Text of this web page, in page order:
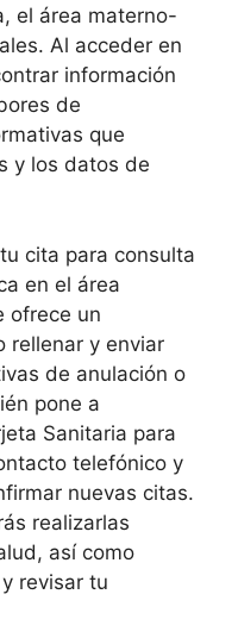
el área materno-
Al acceder en
información
de
que
y los datos de
cita para consulta
en el área
ofrece un
rellenar y enviar
de anulación o
pone a
Sanitaria para
telefónico y
nuevas citas.
realizarlas
así como
revisar tu